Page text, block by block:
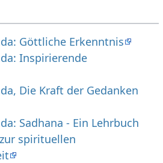
Göttliche Erkenntnis
Inspirierende
Die Kraft der Gedanken
Sadhana - Ein Lehrbuch
spirituellen